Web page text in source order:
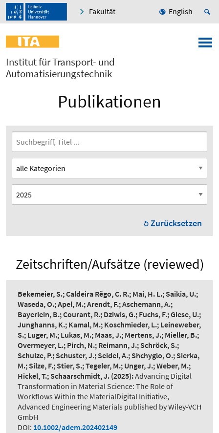
Fakultät English
Institut für Transport- und
Automatisierungstechnik
Publikationen
Zurücksetzen
Zeitschriften/Aufsätze (reviewed)
Bekemeier, S.; Caldeira Rêgo, C. R.; Mai, H. L.; Saikia, U.;
Waseda, O.; Apel, M.; Arendt, F.; Aschemann, A.;
Bayerlein, B.; Courant, R.; Dziwis, G.; Fuchs, F.; Giese, U.;
Junghanns, K.; Kamal, M.; Koschmieder, L.; Leineweber,
S.; Luger, M.; Lukas, M.; Maas, J.; Mertens, J.; Mieller, B.;
Overmeyer, L.; Pirch, N.; Reimann, J.; Schröck, S.;
Schulze, P.; Schuster, J.; Seidel, A.; Shchyglo, O.; Sierka,
M.; Silze, F.; Stier, S.; Tegeler, M.; Unger, J.; Weber, M.;
Hickel, T.; Schaarschmidt, J. (2025):Advancing Digital
Transformation in Material Science: The Role of
Workflows Within the MaterialDigital Initiative,
Advanced Engineering Materials published by Wiley-VCH
GmbH
DOI: 10.1002/adem.202402149